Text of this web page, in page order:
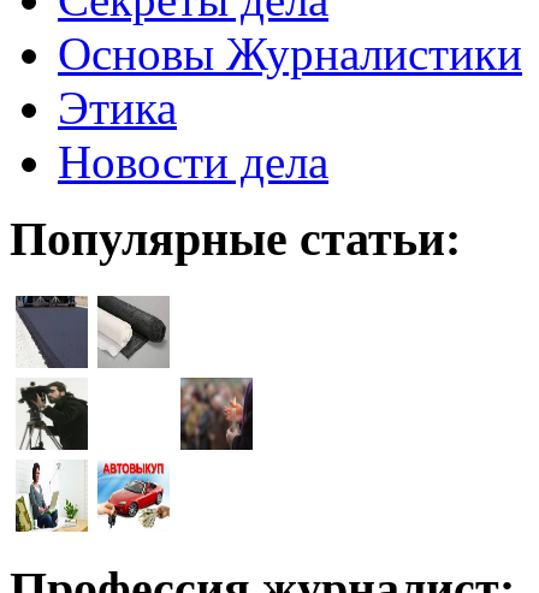
Основы Журналистики
Этика
Новости дела
Популярные статьи: